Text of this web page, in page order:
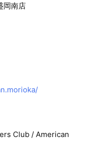
岡南店
Club / American